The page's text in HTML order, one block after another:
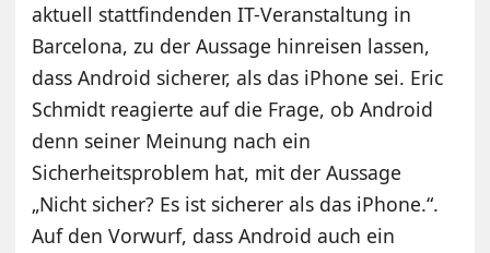
aktuell stattfindenden IT-Veranstaltung in
Barcelona, zu der Aussage hinreisen lassen,
dass Android sicherer, als das iPhone sei. Eric
Schmidt reagierte auf die Frage, ob Android
denn seiner Meinung nach ein
Sicherheitsproblem hat, mit der Aussage
„Nicht sicher? Es ist sicherer als das iPhone.“.
Auf den Vorwurf, dass Android auch ein